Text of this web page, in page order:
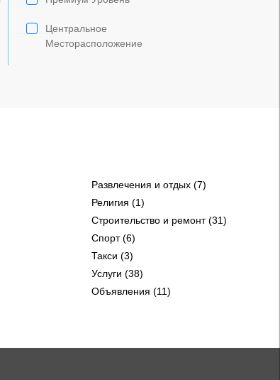
Центральное
Месторасположение
Развлечения и отдых (7)
Религия (1)
Строительство и ремонт (31)
Спорт (6)
Такси (3)
Услуги (38)
Объявления (11)